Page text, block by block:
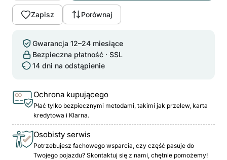
Zapisz Porównaj
Gwarancja 12–24 miesiące
Bezpieczna płatność · SSL
14 dni na odstąpienie
Ochrona kupującego
Płać tylko bezpiecznymi metodami, takimi jak przelew, karta
kredytowa i Klarna.
Osobisty serwis
Potrzebujesz fachowego wsparcia, czy część pasuje do
Twojego pojazdu? Skontaktuj się z nami, chętnie pomożemy!